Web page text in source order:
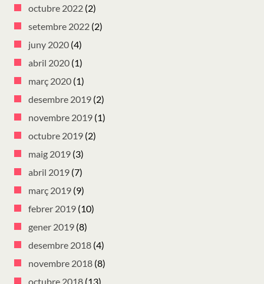
octubre 2022 (2)
setembre 2022 (2)
juny 2020 (4)
abril 2020 (1)
març 2020 (1)
desembre 2019 (2)
novembre 2019 (1)
octubre 2019 (2)
maig 2019 (3)
abril 2019 (7)
març 2019 (9)
febrer 2019 (10)
gener 2019 (8)
desembre 2018 (4)
novembre 2018 (8)
octubre 2018 (13)